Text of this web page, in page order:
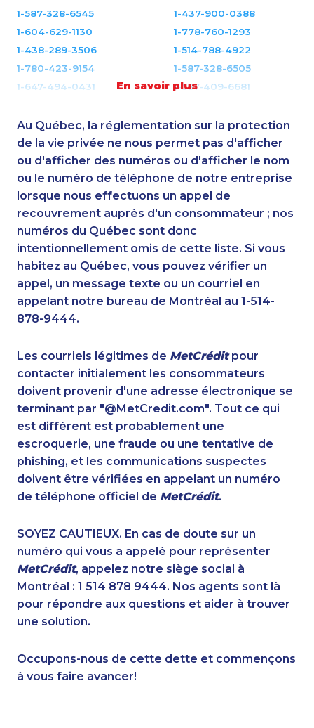
En savoir plus
1-587-328-6545
1-437-900-0388
1-604-629-1130
1-778-760-1293
1-438-289-3506
1-514-788-4922
1-780-423-9154
1-587-328-6505
1-647-494-0431
1-587-409-6681
1-778-249-5015
1-902-482-1867
1-647-722-9382
1-819-201-0892
1-438-289-3593
1-604-282-3658
1-902-482-8393
1-587-328-6618
1-579-267-0755
1-587-319-2087
1-780-992-1127
1-647-693-9133
1-587-319-2103
1-514-448-1285
1-587-328-6499
1-778-760-1275
1-902-482-9289
1-438-289-3583
1-778-401-2186
1-780-420-2399
1-514-878-0799
1-902-201-9366
1-778-401-2178
1-579-267-0756
1-877-425-1522
1-438-230-1358
1-902-400-0948
1-587-316-3426
1-587-319-2121
1-438-230-2001
1-587-328-6624
1-877-788-1752
1-416-907-0919
1-587-328-6572
1-778-401-7210
1-289-777-9449
1-250-277-4304
1-418-478-1735
1-778-401-7398
1-250-244-3530
1-778-401-2184
1-778-401-2218
1-437-900-0391
1-437-900-0337
1-647-503-3780
1-438-289-3599
1-780-423-5703
Au Québec, la réglementation sur la protection
de la vie privée ne nous permet pas d'afficher
ou d'afficher des numéros ou d'afficher le nom
ou le numéro de téléphone de notre entreprise
lorsque nous effectuons un appel de
recouvrement auprès d'un consommateur ; nos
numéros du Québec sont donc
intentionnellement omis de cette liste. Si vous
habitez au Québec, vous pouvez vérifier un
appel, un message texte ou un courriel en
appelant notre bureau de Montréal au 1-514-
878-9444.
Les courriels légitimes de MetCréditpour
contacter initialement les consommateurs
doivent provenir d'une adresse électronique se
terminant par "@MetCredit.com". Tout ce qui
est différent est probablement une
escroquerie, une fraude ou une tentative de
phishing, et les communications suspectes
doivent être vérifiées en appelant un numéro
de téléphone officiel de MetCrédit.
SOYEZ CAUTIEUX. En cas de doute sur un
numéro qui vous a appelé pour représenter
MetCrédit, appelez notre siège social à
Montréal : 1 514 878 9444. Nos agents sont là
pour répondre aux questions et aider à trouver
une solution.
Occupons-nous de cette dette et commençons
à vous faire avancer!